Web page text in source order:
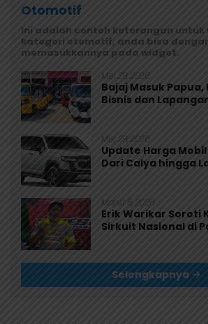
Otomotif
Ini adalah contoh keterangan
kategori otomotif, anda bisa
memasukkannya pada widget.
Mei 29, 2026
Bajaj Masuk Papua,
Bisnis dan
Mei 29, 2026
Update Harga
Dari Calya hingga
Maret 5, 2026
Erik Warikar Soroti
Sirkuit Nasional di
Selengkapnya